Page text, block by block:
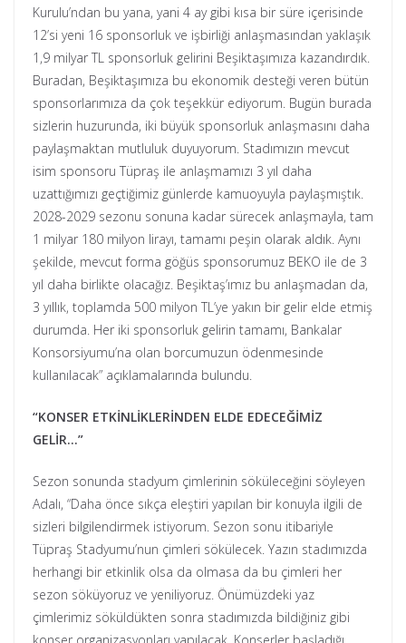
Kurulu’ndan bu yana, yani 4 ay gibi kısa bir süre içerisinde
12’si yeni 16 sponsorluk ve işbirliği anlaşmasından yaklaşık
1,9 milyar TL sponsorluk gelirini Beşiktaşımıza kazandırdık.
Buradan, Beşiktaşımıza bu ekonomik desteği veren bütün
sponsorlarımıza da çok teşekkür ediyorum. Bugün burada
sizlerin huzurunda, iki büyük sponsorluk anlaşmasını daha
paylaşmaktan mutluluk duyuyorum. Stadımızın mevcut
isim sponsoru Tüpraş ile anlaşmamızı 3 yıl daha
uzattığımızı geçtiğimiz günlerde kamuoyuyla paylaşmıştık.
2028-2029 sezonu sonuna kadar sürecek anlaşmayla, tam
1 milyar 180 milyon lirayı, tamamı peşin olarak aldık. Aynı
şekilde, mevcut forma göğüs sponsorumuz BEKO ile de 3
yıl daha birlikte olacağız. Beşiktaş’ımız bu anlaşmadan da,
3 yıllık, toplamda 500 milyon TL’ye yakın bir gelir elde etmiş
durumda. Her iki sponsorluk gelirin tamamı, Bankalar
Konsorsiyumu’na olan borcumuzun ödenmesinde
kullanılacak” açıklamalarında bulundu.
“KONSER ETKİNLİKLERİNDEN ELDE EDECEĞİMİZ
GELİR…”
Sezon sonunda stadyum çimlerinin söküleceğini söyleyen
Adalı, “Daha önce sıkça eleştiri yapılan bir konuyla ilgili de
sizleri bilgilendirmek istiyorum. Sezon sonu itibariyle
Tüpraş Stadyumu’nun çimleri sökülecek. Yazın stadımızda
herhangi bir etkinlik olsa da olmasa da bu çimleri her
sezon söküyoruz ve yeniliyoruz. Önümüzdeki yaz
çimlerimiz söküldükten sonra stadımızda bildiğiniz gibi